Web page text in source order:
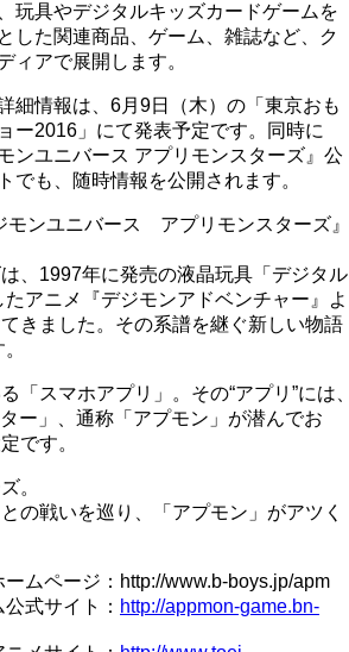
玩具やデジタルキッズカードゲームを
した関連商品、ゲーム、雑誌など、ク
ィアで展開します。
細情報は、6月9日（木）の「東京おも
ー2016」にて発表予定です。同時に
モンユニバース アプリモンスターズ』公
でも、随時情報を公開されます。
モンユニバース アプリモンスターズ』
、1997年に発売の液晶玩具「デジタル
アニメ『デジモンアドベンチャー』よ
きました。その系譜を継ぐ新しい物語
スマホアプリ」。その“アプリ”には、
ー」、通称「アプモン」が潜んでお
です。
。
の戦いを巡り、「アプモン」がアツく
ムページ：http://www.b-boys.jp/apm
式サイト： http://appmon-game.bn-